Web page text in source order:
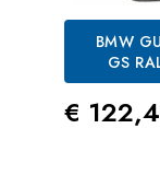
BMW
GS
Prezzo
€